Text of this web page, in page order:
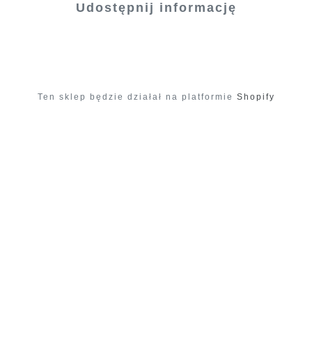
Udostępnij informację
Ten sklep będzie działał na platformie Shopify